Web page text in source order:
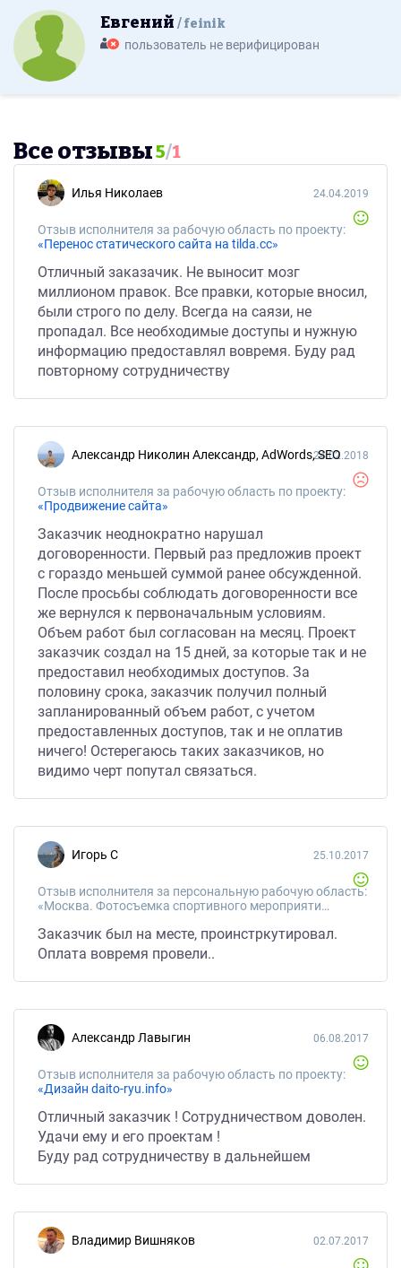
Евгений feinik
пользователь не верифицирован
Все отзывы5/1
Илья Николаев
Отзыв исполнителя за рабочую область по проекту:
«Перенос статического сайта на tilda.cc»
24.04.2019
Отличный заказачик. Не выносит мозг
миллионом правок. Все правки, которые вносил,
были строго по делу. Всегда на саязи, не
пропадал. Все необходимые доступы и нужную
информацию предоставлял вовремя. Буду рад
повторному сотрудничеству
Александр Николин Александр, AdWords, SEO
Отзыв исполнителя за рабочую область по проекту:
«Продвижение сайта»
24.02.2018
Заказчик неоднократно нарушал
договоренности. Первый раз предложив проект
с гораздо меньшей суммой ранее обсужденной.
После просьбы соблюдать договоренности все
же вернулся к первоначальным условиям.
Объем работ был согласован на месяц. Проект
заказчик создал на 15 дней, за которые так и не
предоставил необходимых доступов. За
половину срока, заказчик получил полный
запланированный объем работ, с учетом
предоставленных доступов, так и не оплатив
ничего! Остерегаюсь таких заказчиков, но
видимо черт попутал связаться.
Игорь С
Отзыв исполнителя за персональную рабочую область:
«Москва. Фотосъемка спортивного мероприятия (семинар по айкидо)»
25.10.2017
Заказчик был на месте, проинстркутировал.
Оплата вовремя провели..
Александр Лавыгин
Отзыв исполнителя за рабочую область по проекту:
«Дизайн daito-ryu.info»
06.08.2017
Отличный заказчик ! Сотрудничеством доволен.
Удачи ему и его проектам !
Буду рад сотрудничеству в дальнейшем
Владимир Вишняков 02.07.2017